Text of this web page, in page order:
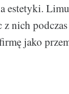
estetyki.
nich
jako